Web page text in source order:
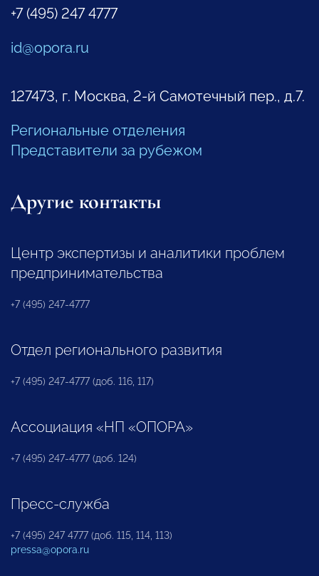
+7 (495) 247 4777
id@opora.ru
127473, г. Москва, 2-й Самотечный пер., д.7.
Региональные отделения
Представители за рубежом
Другие контакты
Центр экспертизы и аналитики проблем
предпринимательства
+7 (495) 247-4777
Отдел регионального развития
+7 (495) 247-4777 (доб. 116, 117)
Ассоциация «НП «ОПОРА»
+7 (495) 247-4777 (доб. 124)
Пресс-служба
+7 (495) 247 4777 (доб. 115, 114, 113)
pressa@opora.ru